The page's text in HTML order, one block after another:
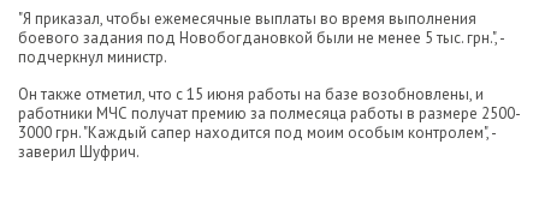
"Я приказал, чтобы ежемесячные выплаты во время выполнения
боевого задания под Новобогдановкой были не менее 5 тыс. грн.", -
подчеркнул министр.
Он также отметил, что с 15 июня работы на базе возобновлены, и
работники МЧС получат премию за полмесяца работы в размере 2500-
3000 грн. "Каждый сапер находится под моим особым контролем", -
заверил Шуфрич.